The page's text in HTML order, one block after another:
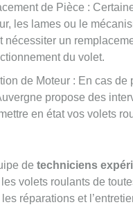
de Pièce :
les lames ou le
nécessiter un
du volet.
de Moteur : En cas de
propose des
en état vos volets
de techniciens
volets roulants de
réparations et